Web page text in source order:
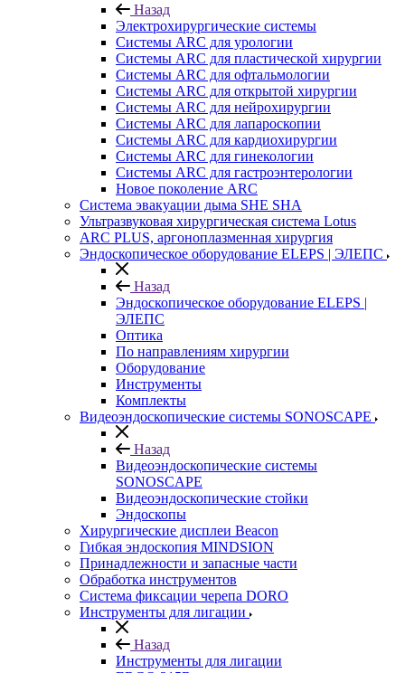
Назад
Электрохирургические системы
Системы ARC для урологии
Системы ARC для пластической хирургии
Системы ARC для офтальмологии
Системы ARC для открытой хирургии
Системы ARC для нейрохирургии
Системы ARC для лапароскопии
Системы ARC для кардиохирургии
Системы ARC для гинекологии
Системы ARC для гастроэнтерологии
Новое поколение ARC
Система эвакуации дыма SHE SHA
Ультразвуковая хирургическая система Lotus
ARC PLUS, аргоноплазменная хирургия
Эндоскопическое оборудование ELEPS | ЭЛЕПС
Назад
Эндоскопическое оборудование ELEPS |
ЭЛЕПС
Оптика
По направлениям хирургии
Оборудование
Инструменты
Комплекты
Видеоэндоскопические системы SONOSCAPE
Назад
Видеоэндоскопические системы
SONOSCAPE
Видеоэндоскопические стойки
Эндоскопы
Хирургические дисплеи Beacon
Гибкая эндоскопия MINDSION
Принадлежности и запасные части
Обработка инструментов
Система фиксации черепа DORO
Инструменты для лигации
Назад
Инструменты для лигации